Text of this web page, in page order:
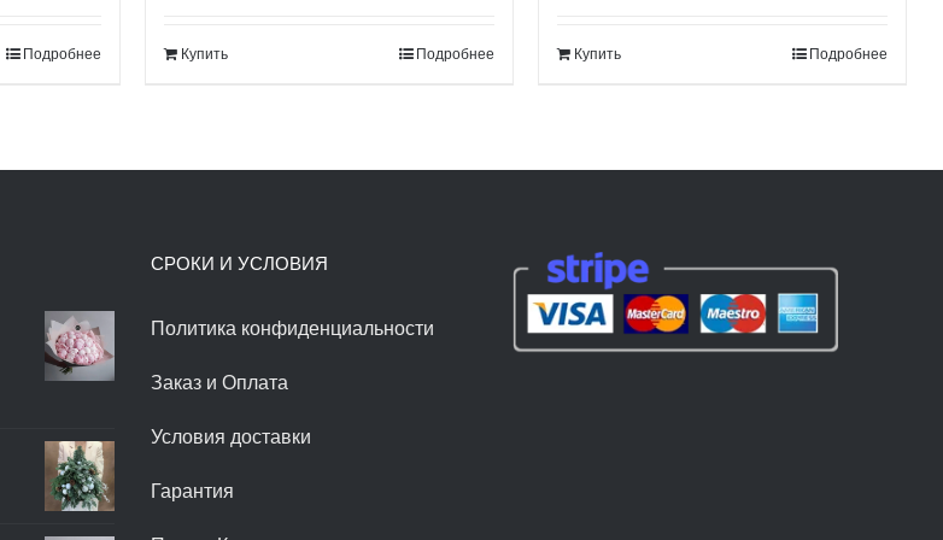
Подробнее Купить Подробнее Купить Подробнее
СРОКИ И УСЛОВИЯ
Политика конфиденциальности
Заказ и Оплата
Условия доставки
Гарантия